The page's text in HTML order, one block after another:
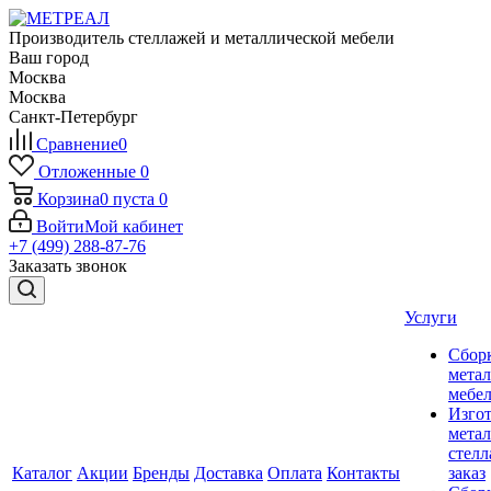
Производитель стеллажей и металлической мебели
Ваш город
Москва
Москва
Санкт-Петербург
Сравнение0
Отложенные 0
Корзина0 пуста 0
ВойтиМой кабинет
+7 (499) 288-87-76
Заказать звонок
Каталог Акции Бренды Доставка Оплата Контакты
Услуги
заказ